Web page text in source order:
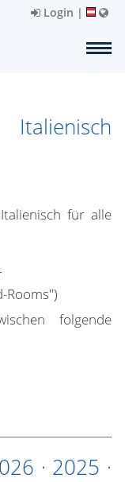
Login |
für alle
Rooms")
folgende
· 2025 ·